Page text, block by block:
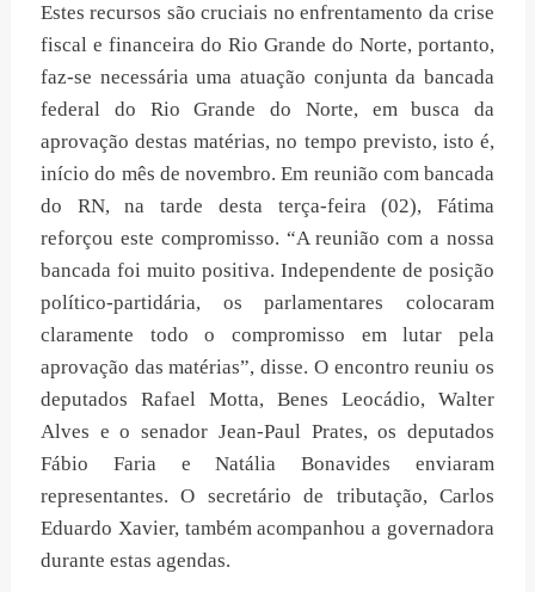
Estes recursos são cruciais no enfrentamento da crise
fiscal e financeira do Rio Grande do Norte, portanto,
faz-se necessária uma atuação conjunta da bancada
federal do Rio Grande do Norte, em busca da
aprovação destas matérias, no tempo previsto, isto é,
início do mês de novembro. Em reunião com bancada
do RN, na tarde desta terça-feira (02), Fátima
reforçou este compromisso. “A reunião com a nossa
bancada foi muito positiva. Independente de posição
político-partidária, os parlamentares colocaram
claramente todo o compromisso em lutar pela
aprovação das matérias”, disse. O encontro reuniu os
deputados Rafael Motta, Benes Leocádio, Walter
Alves e o senador Jean-Paul Prates, os deputados
Fábio Faria e Natália Bonavides enviaram
representantes. O secretário de tributação, Carlos
Eduardo Xavier, também acompanhou a governadora
durante estas agendas.